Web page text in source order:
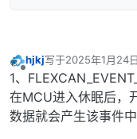
离线
hjkj写于2025年1月24
最后由 编辑
1、
在MCU进入休眠后，
数据就会产生该事件中